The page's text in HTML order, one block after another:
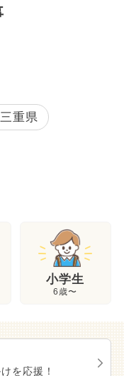
三重県
小学生
6歳〜
を応援！